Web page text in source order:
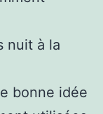
nuit à la
bonne idée